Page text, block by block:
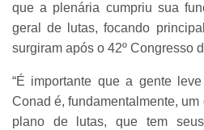
que a plenária cumpriu sua
geral de lutas, focando
surgiram após o 42º Congresso
“É importante que a gente
Conad é, fundamentalmente,
plano de lutas, que tem seus